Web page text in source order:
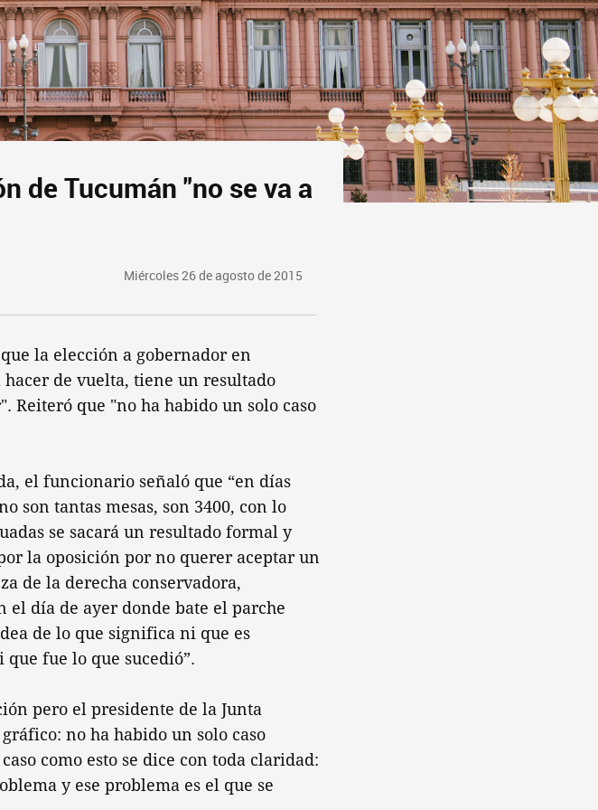
de Tucumán "no se va a
Miércoles 26 de agosto de 2015
la elección a gobernador en
hacer de vuelta, tiene un resultado
Reiteró que "no ha habido un solo caso
el funcionario señaló que “en días
son tantas mesas, son 3400, con lo
se sacará un resultado formal y
la oposición por no querer aceptar un
de la derecha conservadora,
el día de ayer donde bate el parche
de lo que significa ni que es
fue lo que sucedió”.
pero el presidente de la Junta
no ha habido un solo caso
como esto se dice con toda claridad:
y ese problema es el que se